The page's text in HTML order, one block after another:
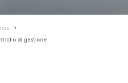
›
di gestione